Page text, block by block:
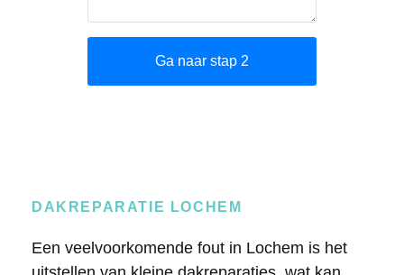
DAKREPARATIE LOCHEM
Een veelvoorkomende fout in Lochem is het